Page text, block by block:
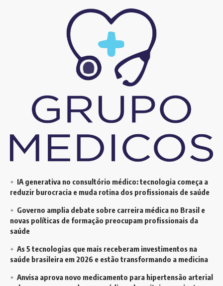
IA generativa no consultório médico: tecnologia começa a
reduzir burocracia e muda rotina dos profissionais de saúde
Governo amplia debate sobre carreira médica no Brasil e
novas políticas de formação preocupam profissionais da
saúde
As 5 tecnologias que mais receberam investimentos na
saúde brasileira em 2026 e estão transformando a medicina
Anvisa aprova novo medicamento para hipertensão arterial